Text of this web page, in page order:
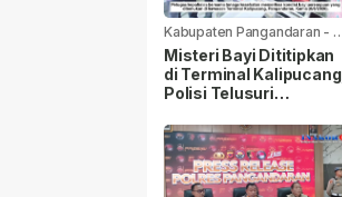
Kabupaten Pangandaran - 2
hari yang lalu
Misteri Bayi Dititipkan
di Terminal Kalipucang,
Polisi Telusuri